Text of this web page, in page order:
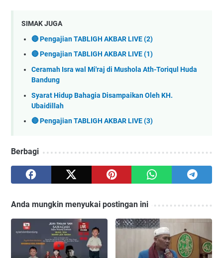
SIMAK JUGA
🔴 Pengajian TABLIGH AKBAR LIVE (2)
🔴 Pengajian TABLIGH AKBAR LIVE (1)
Ceramah Isra wal Mi'raj di Mushola Ath-Toriqul Huda
Bandung
Syarat Hidup Bahagia Disampaikan Oleh KH.
Ubaidillah
🔴 Pengajian TABLIGH AKBAR LIVE (3)
Berbagi
Anda mungkin menyukai postingan ini